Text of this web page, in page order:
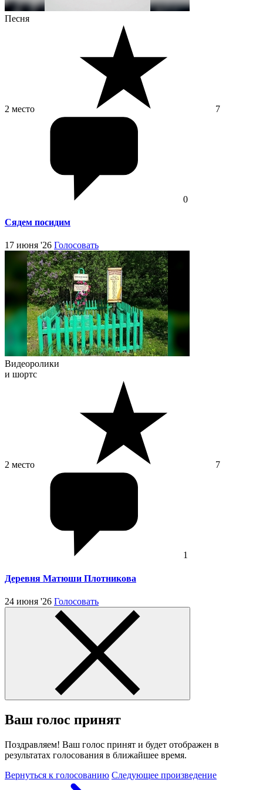
Песня
2 место 7
0
Сядем посидим
17 июня '26 Голосовать
Видеоролики
и шортс
2 место 7
1
Деревня Матюши Плотникова
24 июня '26 Голосовать
Ваш голос принят
Поздравляем! Ваш голос принят и будет отображен в
результатах голосования в ближайшее время.
Вернуться к голосованию Следующее произведение